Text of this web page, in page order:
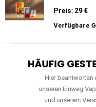
Preis: 29 €
Verfügbare
HÄUFIG
Hier beantworten
unseren Einweg
und unserem